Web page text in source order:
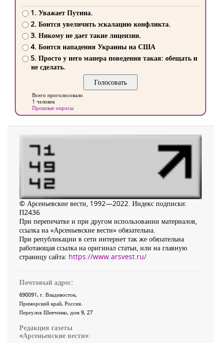
1. Уважает Путина.
2. Боится увеличить эскалацию конфликта.
3. Никому не дает такие лицензии.
4. Боится нападения Украины на США
5. Просто у него манера поведения такая: обещать и
не сделать.
Всего проголосовало
1 человек
Прошлые опросы
© Арсеньевские вести, 1992—2022. Индекс подписки:
П2436
При перепечатке и при другом использовании материалов,
ссылка на «Арсеньевские вести» обязательна.
При републикации в сети интернет так же обязательна
работающая ссылка на оригинал статьи, или на главную
страницу сайта: https://www.arsvest.ru/
Почтовый адрес:
690091, г. Владивосток,
Приморский край, Россия
Переулок Шевченко, дом 9, 27
Редакция газеты
«Арсеньевские вести»: